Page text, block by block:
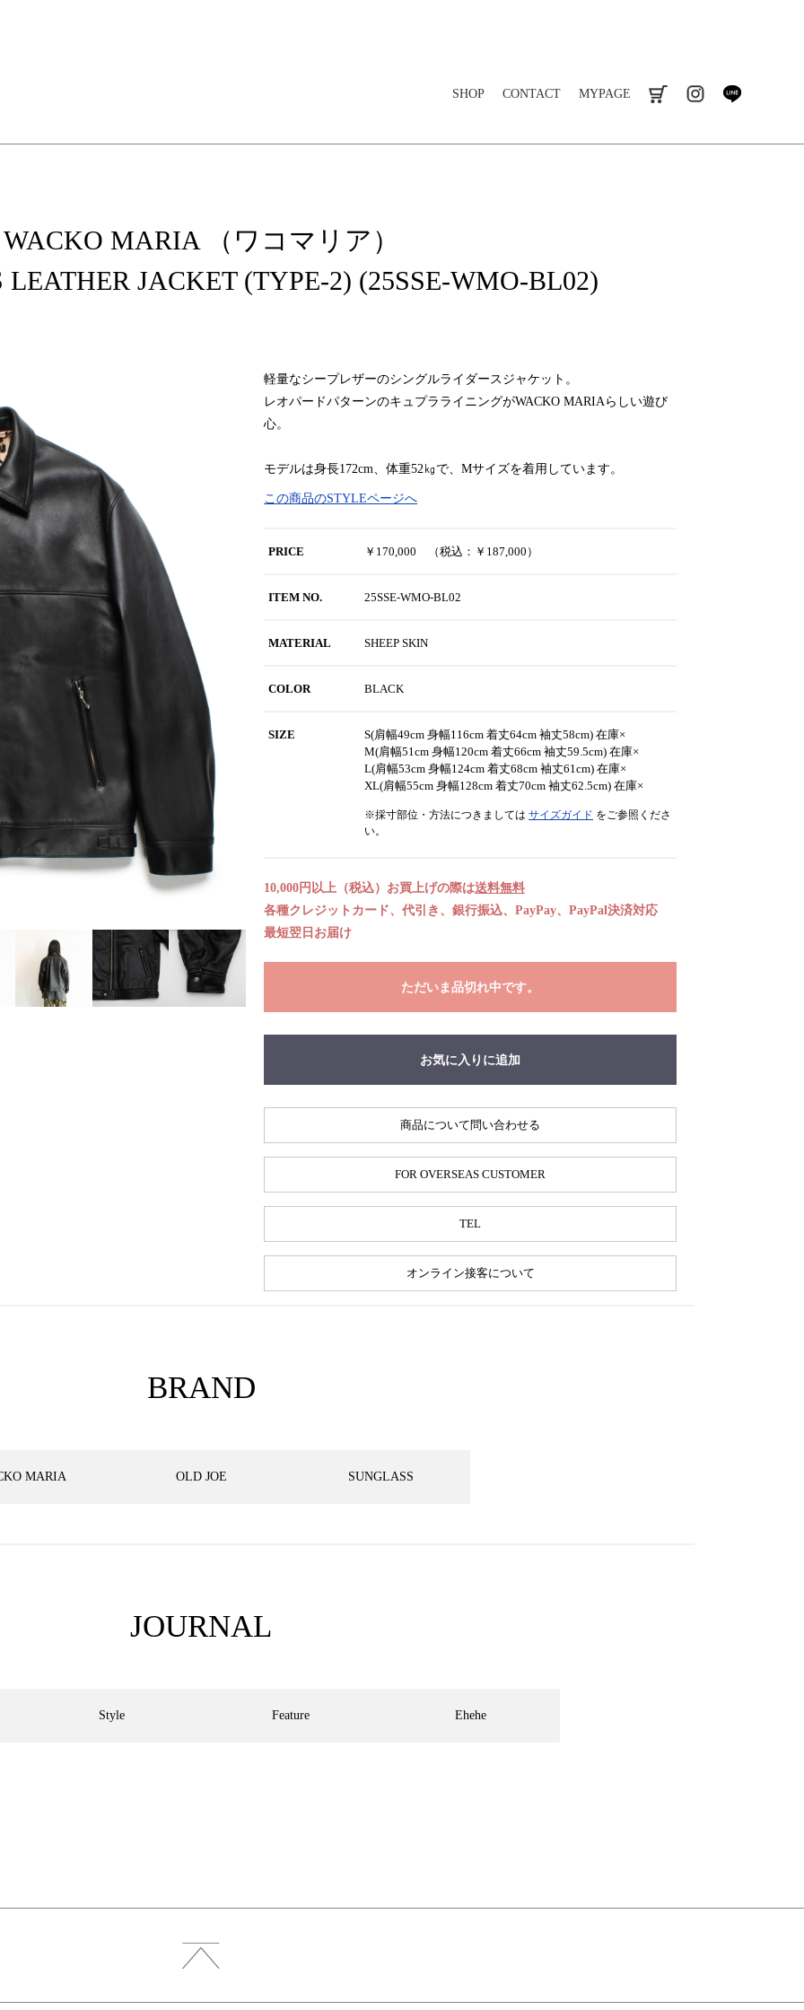
SHOP CONTACT MYPAGE instagram
WACKO MARIA （ワコマリア）
LEATHER JACKET (TYPE-2) (25SSE-WMO-BL02)
軽量なシープレザーのシングルライダースジャケット。
レオパードパターンのキュプラライニングがWACKO MARIAらしい遊び
心。
モデルは身長172cm、体重52㎏で、Mサイズを着用しています。
この商品のSTYLEページへ
PRICE ￥170,000 （税込：￥187,000）
ITEM NO. 25SSE-WMO-BL02
MATERIAL SHEEP SKIN
COLOR BLACK
SIZE
S(肩幅49cm 身幅116cm 着丈64cm 袖丈58cm) 在庫×
M(肩幅51cm 身幅120cm 着丈66cm 袖丈59.5cm) 在庫×
L(肩幅53cm 身幅124cm 着丈68cm 袖丈61cm) 在庫×
XL(肩幅55cm 身幅128cm 着丈70cm 袖丈62.5cm) 在庫×
※採寸部位・方法につきましては サイズガイド をご参照くださ
い。
10,000円以上（税込）お買上げの際は送料無料
各種クレジットカード、代引き、銀行振込、PayPay、PayPal決済対応
最短翌日お届け
ただいま品切れ中です。
お気に入りに追加
商品について問い合わせる
FOR OVERSEAS CUSTOMER
TEL
オンライン接客について
BRAND
MARIA OLD JOE SUNGLASS
JOURNAL
Style Feature Ehehe